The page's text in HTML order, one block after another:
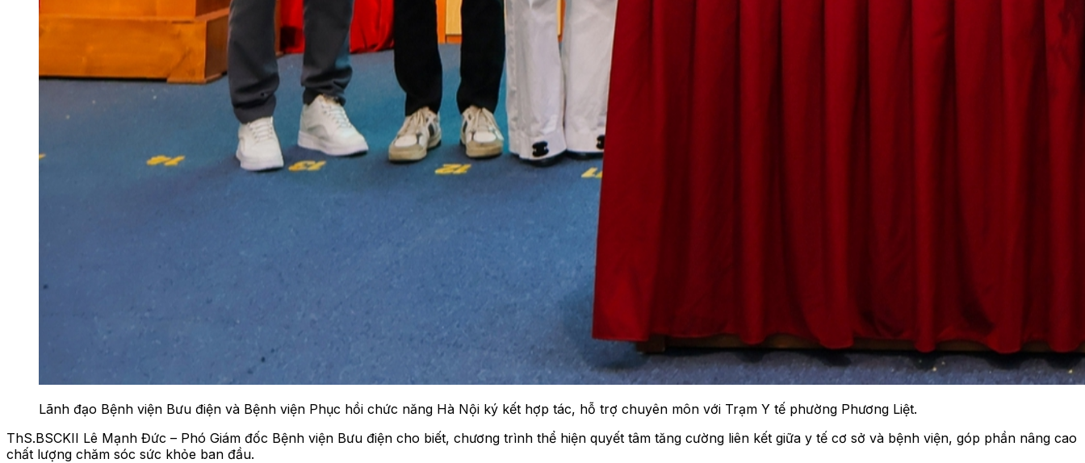
Lãnh đạo Bệnh viện Bưu điện và Bệnh viện Phục hồi chức năng Hà Nội ký kết hợp tác, hỗ trợ chuyên môn với Trạm Y tế phường Phương Liệt.
ThS.BSCKII Lê Mạnh Đức – Phó Giám đốc Bệnh viện Bưu điện cho biết, chương trình thể hiện quyết tâm tăng cường liên kết giữa y tế cơ sở và bệnh viện, góp phần nâng cao
chất lượng chăm sóc sức khỏe ban đầu.